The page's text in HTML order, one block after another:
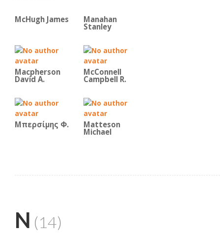
McHugh James Manahan
Stanley
Macpherson
David A.
McConnell
Campbell R.
Μπερσίμης Φ. Matteson
Michael
N (14)